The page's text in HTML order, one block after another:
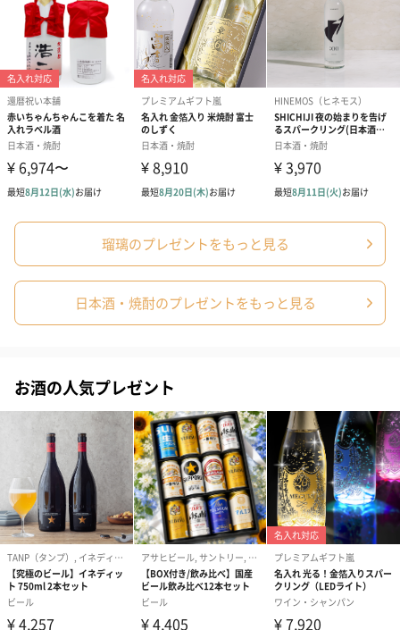
瑠璃のプレゼントをもっと見る
日本酒・焼酎のプレゼントをもっと見る
お酒の人気プレゼント